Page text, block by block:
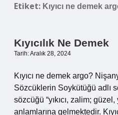
Etiket: Kıyıcı ne demek
Kıyıcılık Ne Demek
Tarih: Aralık 28, 2024
Kıyıcı ne demek argo?
Sözcüklerin Soykütüğü adlı
sözcüğü “yıkıcı, zalim; güzel,
anlamlarına gelmektedir.